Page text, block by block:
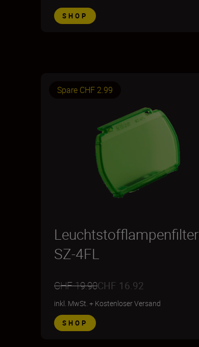
SHOP
Spare CHF 2.99
Leuchtstofflampenfilter
SZ-4FL
CHF 19.90CHF 16.92
inkl. MwSt. + Kostenloser Versand
SHOP